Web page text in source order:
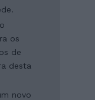
os
de
desta
novo